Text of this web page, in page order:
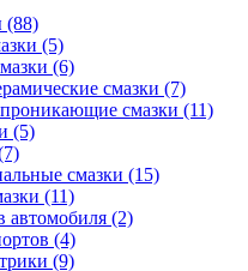
(88)
(5)
(6)
смазки (7)
смазки (11)
(5)
смазки (15)
(11)
автомобиля (2)
(4)
(9)